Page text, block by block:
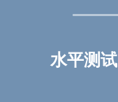
水平测试